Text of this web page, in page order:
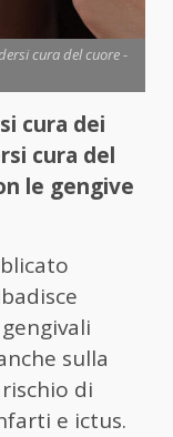
cura del cuore -
cura dei
cura del
le gengive
sulla
di
e ictus.